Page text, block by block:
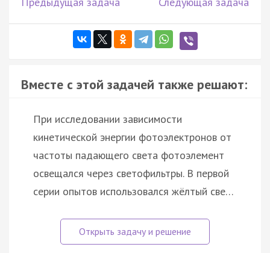
Вместе с этой задачей также решают:
При исследовании зависимости
кинетической энергии фотоэлектронов от
частоты падающего света фотоэлемент
освещался через светофильтры. В первой
серии опытов использовался жёлтый све…